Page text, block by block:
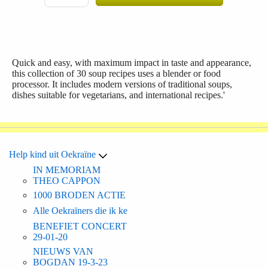
Quick and easy, with maximum impact in taste and appearance,
this collection of 30 soup recipes uses a blender or food
processor. It includes modern versions of traditional soups,
dishes suitable for vegetarians, and international recipes.'
Help kind uit Oekraïne
IN MEMORIAM
THEO CAPPON
1000 BRODEN ACTIE
Alle Oekraïners die ik ke
BENEFIET CONCERT
29-01-20
NIEUWS VAN
BOGDAN 19-3-23